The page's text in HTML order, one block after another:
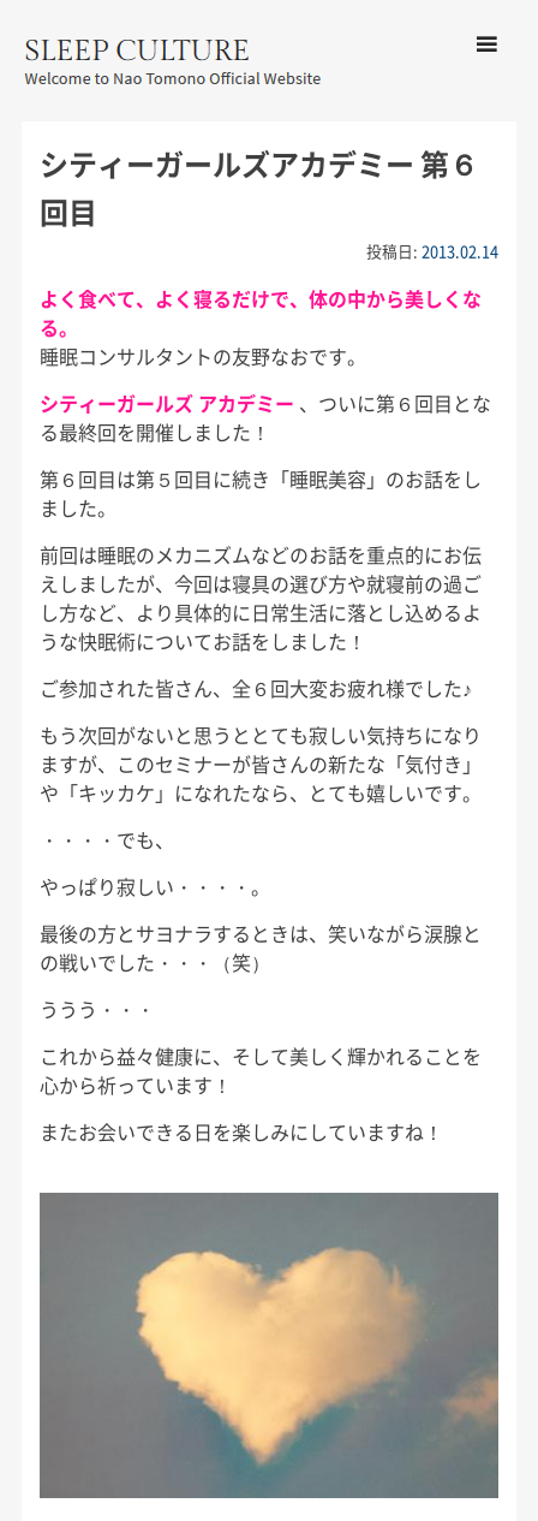
CULTURE
ツへ移動
シティーガールズアカデミー 第６
回目
投稿日:2013.02.14
よく食べて、よく寝るだけで、体の中から美しくな
る。
睡眠コンサルタントの友野なおです。
シティーガールズ アカデミー 、ついに第６回目とな
る最終回を開催しました！
第６回目は第５回目に続き「睡眠美容」のお話をし
ました。
前回は睡眠のメカニズムなどのお話を重点的にお伝
えしましたが、今回は寝具の選び方や就寝前の過ご
し方など、より具体的に日常生活に落とし込めるよ
うな快眠術についてお話をしました！
ご参加された皆さん、全６回大変お疲れ様でした♪
もう次回がないと思うととても寂しい気持ちになり
ますが、このセミナーが皆さんの新たな「気付き」
や「キッカケ」になれたなら、とても嬉しいです。
・・・・でも、
やっぱり寂しい・・・・。
最後の方とサヨナラするときは、笑いながら涙腺と
の戦いでした・・・（笑）
ううう・・・
これから益々健康に、そして美しく輝かれることを
心から祈っています！
またお会いできる日を楽しみにしていますね！